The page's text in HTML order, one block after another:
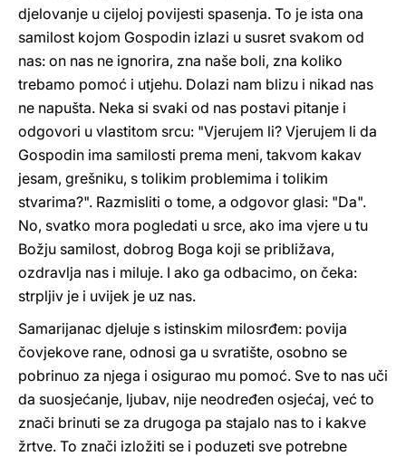
djelovanje u cijeloj povijesti spasenja. To je ista ona
samilost kojom Gospodin izlazi u susret svakom od
nas: on nas ne ignorira, zna naše boli, zna koliko
trebamo pomoć i utjehu. Dolazi nam blizu i nikad nas
ne napušta. Neka si svaki od nas postavi pitanje i
odgovori u vlastitom srcu: "Vjerujem li? Vjerujem li da
Gospodin ima samilosti prema meni, takvom kakav
jesam, grešniku, s tolikim problemima i tolikim
stvarima?". Razmisliti o tome, a odgovor glasi: "Da".
No, svatko mora pogledati u srce, ako ima vjere u tu
Božju samilost, dobrog Boga koji se približava,
ozdravlja nas i miluje. I ako ga odbacimo, on čeka:
strpljiv je i uvijek je uz nas.
Samarijanac djeluje s istinskim milosrđem: povija
čovjekove rane, odnosi ga u svratište, osobno se
pobrinuo za njega i osigurao mu pomoć. Sve to nas uči
da suosjećanje, ljubav, nije neodređen osjećaj, već to
znači brinuti se za drugoga pa stajalo nas to i kakve
žrtve. To znači izložiti se i poduzeti sve potrebne